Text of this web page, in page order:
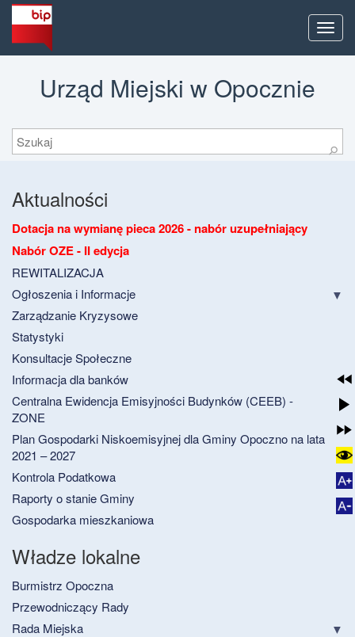
Menu
Urząd Miejski w Opocznie
Szukaj
⚲
Aktualności
Dotacja na wymianę pieca 2026 - nabór uzupełniający
Nabór OZE - II edycja
REWITALIZACJA
Ogłoszenia i Informacje
Zarządzanie Kryzysowe
Statystyki
Konsultacje Społeczne
Informacja dla banków
Centralna Ewidencja Emisyjności Budynków (CEEB) -
ZONE
Plan Gospodarki Niskoemisyjnej dla Gminy Opoczno na lata
2021 – 2027
Kontrola Podatkowa
Raporty o stanie Gminy
Gospodarka mieszkaniowa
Władze lokalne
Burmistrz Opoczna
Przewodniczący Rady
Rada Miejska